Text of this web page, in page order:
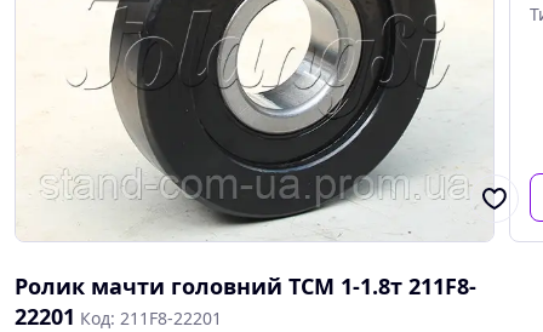
Ролик мачти головний TCM 1-1.8т 211F8-
22201 Код: 211F8-22201